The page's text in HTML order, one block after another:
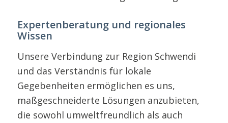
Expertenberatung und regionales
Wissen
Unsere Verbindung zur Region Schwendi
und das Verständnis für lokale
Gegebenheiten ermöglichen es uns,
maßgeschneiderte Lösungen anzubieten,
die sowohl umweltfreundlich als auch